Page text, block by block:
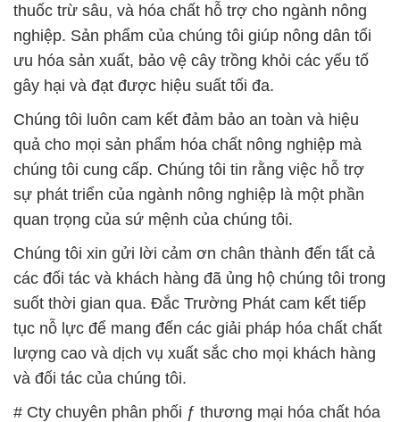
thuốc trừ sâu, và hóa chất hỗ trợ cho ngành nông
nghiệp. Sản phẩm của chúng tôi giúp nông dân tối
ưu hóa sản xuất, bảo vệ cây trồng khỏi các yếu tố
gây hại và đạt được hiệu suất tối đa.
Chúng tôi luôn cam kết đảm bảo an toàn và hiệu
quả cho mọi sản phẩm hóa chất nông nghiệp mà
chúng tôi cung cấp. Chúng tôi tin rằng việc hỗ trợ
sự phát triển của ngành nông nghiệp là một phần
quan trọng của sứ mệnh của chúng tôi.
Chúng tôi xin gửi lời cảm ơn chân thành đến tất cả
các đối tác và khách hàng đã ủng hộ chúng tôi trong
suốt thời gian qua. Đắc Trường Phát cam kết tiếp
tục nỗ lực để mang đến các giải pháp hóa chất chất
lượng cao và dịch vụ xuất sắc cho mọi khách hàng
và đối tác của chúng tôi.
# Cty chuyên phân phối ƒ thương mại hóa chất hóa